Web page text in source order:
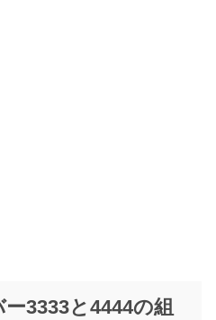
3333と4444の組